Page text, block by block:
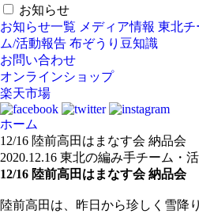
お知らせ
お知らせ一覧 メディア情報 東北チ
ム/活動報告 布ぞうり豆知識
お問い合わせ
オンラインショップ
楽天市場
ホーム
12/16 陸前高田はまなす会 納品会
2020.12.16 東北の編み手チーム・
12/16 陸前高田はまなす会 納品会
陸前高田は、昨日から珍しく雪降